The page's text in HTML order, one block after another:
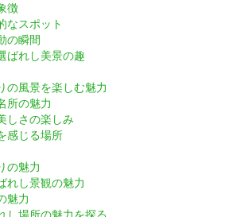
徴
なスポット
の瞬間
ばれし美景の趣
の風景を楽しむ魅力
所の魅力
しさの楽しみ
感じる場所
の魅力
れし景観の魅力
魅力
し場所の魅力を探る